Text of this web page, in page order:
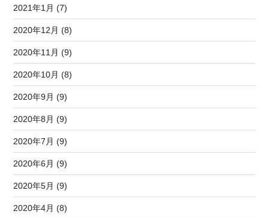
2021年1月 (7)
2020年12月 (8)
2020年11月 (9)
2020年10月 (8)
2020年9月 (9)
2020年8月 (9)
2020年7月 (9)
2020年6月 (9)
2020年5月 (9)
2020年4月 (8)